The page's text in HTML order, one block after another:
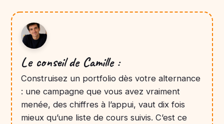
Le conseil de Camille :
Construisez un portfolio dès votre alternance
: une campagne que vous avez vraiment
menée, des chiffres à l’appui, vaut dix fois
mieux qu’une liste de cours suivis. C’est ce